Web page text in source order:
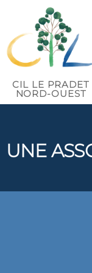
CIL LE PRADET
NORD-OUEST
UNE